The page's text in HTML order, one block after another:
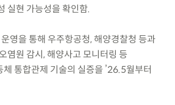
실현 가능성을 확인함.
영을 통해 우주항공청, 해양경찰청 등과
염원 감시, 해양사고 모니터링 등
통합관제 기술의 실증을 ’26.5월부터